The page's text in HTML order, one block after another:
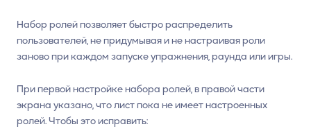
Набор ролей позволяет быстро распределить
пользователей, не придумывая и не настраивая роли
заново при каждом запуске упражнения, раунда или игры.
При первой настройке набора ролей, в правой части
экрана указано, что лист пока не имеет настроенных
ролей. Чтобы это исправить: